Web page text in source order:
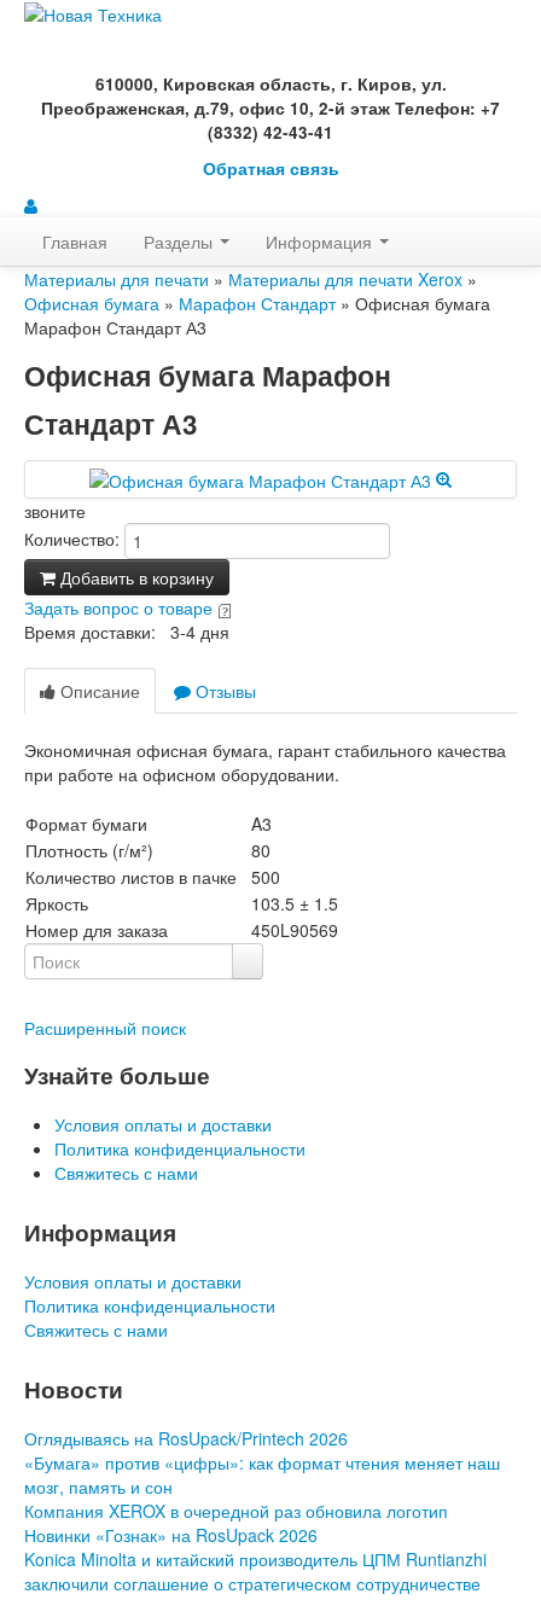
610000, Кировская область, г. Киров, ул.
Преображенская, д.79, офис 10, 2-й этаж Телефон: +7
(8332) 42-43-41
Обратная связь
Главная Разделы
Информация
Материалы для печати » Материалы для печати Xerox »
Офисная бумага » Марафон Стандарт» Офисная бумага
Марафон Стандарт А3
Офисная бумага Марафон
Стандарт А3
звоните
Количество:
Добавить в корзину
Задать вопрос о товаре
Время доставки: 3-4 дня
Описание Отзывы
Экономичная офисная бумага, гарант стабильного качества
при работе на офисном оборудовании.
Формат бумаги
A3
Плотность (г/м²)
80
Количество листов в пачке 500
Яркость
103.5 ± 1.5
Номер для заказа
450L90569
Расширенный поиск
Узнайте больше
Условия оплаты и доставки
Политика конфиденциальности
Свяжитесь с нами
Информация
Условия оплаты и доставки
Политика конфиденциальности
Свяжитесь с нами
Новости
Оглядываясь на RosUpack/Printech 2026
«Бумага» против «цифры»: как формат чтения меняет наш
мозг, память и сон
Компания XEROX в очередной раз обновила логотип
Новинки «Гознак» на RosUpack 2026
Konica Minolta и китайский производитель ЦПМ Runtianzhi
заключили соглашение о стратегическом сотрудничестве